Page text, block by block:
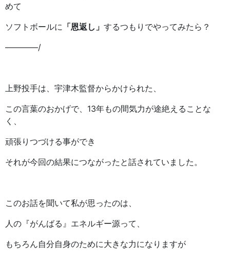
めて
ソフトボールに 「恩返し」 するつもりでやってみたら？
————/
上野投手は、宇津木監督からかけられた、
この言葉のおかげで、13年もの間気力が途絶えることな
く、
頑張りつづける事ができ
それが今回の結果につながったと話されていました。
このお話を聞いて私が思ったのは、
人の『がんばる』エネルギー源って、
もちろん自分自身のために大きな力になりますが